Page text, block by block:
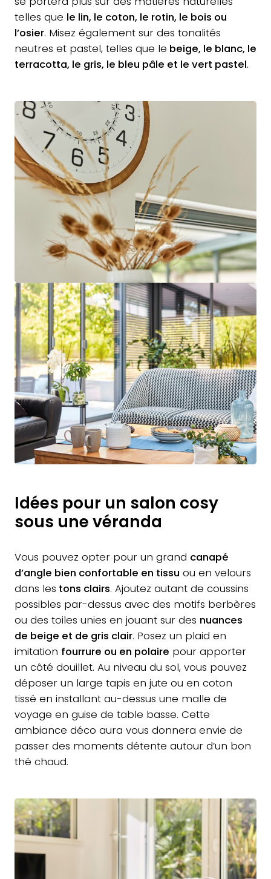
telles que le lin, le coton, le rotin, le bois ou
l’osier. Misez également sur des tonalités
neutres et pastel, telles que le beige, le blanc, le
terracotta, le gris, le bleu pâle et le vert pastel.
Idées pour un salon cosy
sous une véranda
Vous pouvez opter pour un grand canapé
d’angle bien confortable en tissu ou en velours
dans les tons clairs. Ajoutez autant de coussins
possibles par-dessus avec des motifs berbères
ou des toiles unies en jouant sur des nuances
de beige et de gris clair. Posez un plaid en
imitation fourrure ou en polaire pour apporter
un côté douillet. Au niveau du sol, vous pouvez
déposer un large tapis en jute ou en coton
tissé en installant au-dessus une malle de
voyage en guise de table basse. Cette
ambiance déco aura vous donnera envie de
passer des moments détente autour d’un bon
thé chaud.